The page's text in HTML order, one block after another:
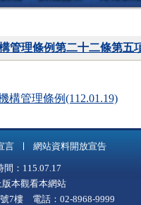
管理條例第二十二條第五
構管理條例(112.01.19)
言 網站資料開放宣告
：115.07.17
本觀看本網站
7樓 電話：02-8968-9999